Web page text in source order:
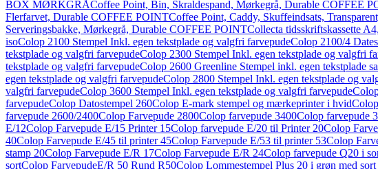
BOX MØRKGRÅCoffee Point, Bin, Skraldespand, Mørkegrå, Durable COFFEE
Flerfarvet, Durable COFFEE POINTCoffee Point, Caddy, Skuffeindsats,
Serveringsbakke, Mørkegrå, Durable COFFEE POINTCollecta tidsskriftskassette
isoColop 2100 Stempel Inkl. egen tekstplade og valgfri farvepudeColop 2100/4
tekstplade og valgfri farvepudeColop 2300 Stempel Inkl. egen tekstplade og valgfri
tekstplade og valgfri farvepudeColop 2600 Greenline Stempel inkl. egen tekstplade
egen tekstplade og valgfri farvepudeColop 2800 Stempel Inkl. egen tekstplade og
valgfri farvepudeColop 3600 Stempel Inkl. egen tekstplade og valgfri farvepude
farvepudeColop Datostempel 260Colop E-mark stempel og mærkeprinter i hvid
farvepude 2600/2400Colop Farvepude 2800Colop farvepude 3400Colop farvepude
E/12Colop Farvepude E/15 Printer 15Colop farvepude E/20 til Printer 20Colop
40Colop Farvepude E/45 til printer 45Colop Farvepude E/53 til printer 53Colop
stamp 20Colop Farvepude E/R 17Colop Farvepude E/R 24Colop farvepude Q20 i
sortColop FarvepudeE/R 50 Rund R50Colop Lommestempel Plus 20 i grøn med sort